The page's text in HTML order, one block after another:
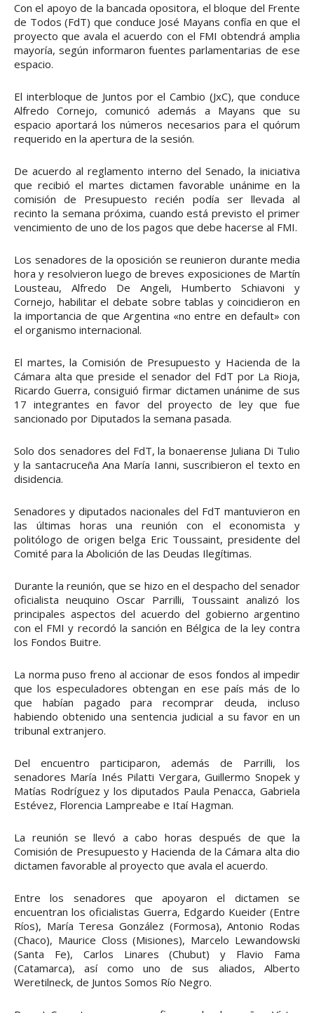
Con el apoyo de la bancada opositora, el bloque del Frente
de Todos (FdT) que conduce José Mayans confía en que el
proyecto que avala el acuerdo con el FMI obtendrá amplia
mayoría, según informaron fuentes parlamentarias de ese
espacio.
El interbloque de Juntos por el Cambio (JxC), que conduce
Alfredo Cornejo, comunicó además a Mayans que su
espacio aportará los números necesarios para el quórum
requerido en la apertura de la sesión.
De acuerdo al reglamento interno del Senado, la iniciativa
que recibió el martes dictamen favorable unánime en la
comisión de Presupuesto recién podía ser llevada al
recinto la semana próxima, cuando está previsto el primer
vencimiento de uno de los pagos que debe hacerse al FMI.
Los senadores de la oposición se reunieron durante media
hora y resolvieron luego de breves exposiciones de Martín
Lousteau, Alfredo De Angeli, Humberto Schiavoni y
Cornejo, habilitar el debate sobre tablas y coincidieron en
la importancia de que Argentina «no entre en default» con
el organismo internacional.
El martes, la Comisión de Presupuesto y Hacienda de la
Cámara alta que preside el senador del FdT por La Rioja,
Ricardo Guerra, consiguió firmar dictamen unánime de sus
17 integrantes en favor del proyecto de ley que fue
sancionado por Diputados la semana pasada.
Solo dos senadores del FdT, la bonaerense Juliana Di Tulio
y la santacruceña Ana María Ianni, suscribieron el texto en
disidencia.
Senadores y diputados nacionales del FdT mantuvieron en
las últimas horas una reunión con el economista y
politólogo de origen belga Eric Toussaint, presidente del
Comité para la Abolición de las Deudas Ilegítimas.
Durante la reunión, que se hizo en el despacho del senador
oficialista neuquino Oscar Parrilli, Toussaint analizó los
principales aspectos del acuerdo del gobierno argentino
con el FMI y recordó la sanción en Bélgica de la ley contra
los Fondos Buitre.
La norma puso freno al accionar de esos fondos al impedir
que los especuladores obtengan en ese país más de lo
que habían pagado para recomprar deuda, incluso
habiendo obtenido una sentencia judicial a su favor en un
tribunal extranjero.
Del encuentro participaron, además de Parrilli, los
senadores María Inés Pilatti Vergara, Guillermo Snopek y
Matías Rodríguez y los diputados Paula Penacca, Gabriela
Estévez, Florencia Lampreabe e Itaí Hagman.
La reunión se llevó a cabo horas después de que la
Comisión de Presupuesto y Hacienda de la Cámara alta dio
dictamen favorable al proyecto que avala el acuerdo.
Entre los senadores que apoyaron el dictamen se
encuentran los oficialistas Guerra, Edgardo Kueider (Entre
Ríos), María Teresa González (Formosa), Antonio Rodas
(Chaco), Maurice Closs (Misiones), Marcelo Lewandowski
(Santa Fe), Carlos Linares (Chubut) y Flavio Fama
(Catamarca), así como uno de sus aliados, Alberto
Weretilneck, de Juntos Somos Río Negro.